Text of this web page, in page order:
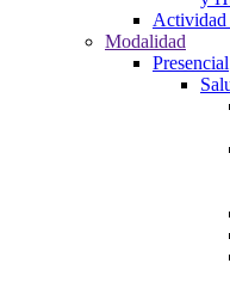
Actividad
Modalidad
Presencial